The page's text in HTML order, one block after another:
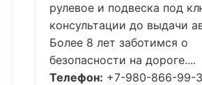
рулевое и подвеска под
консультации до выдачи
Более 8 лет заботимся о
безопасности на дороге....
Телефон: +7-980-866-99-